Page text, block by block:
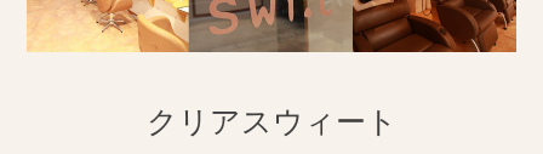
クリアスウィート